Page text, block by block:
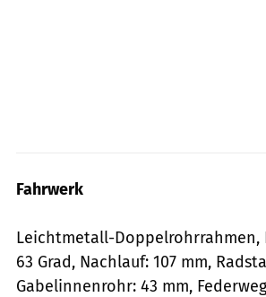
Fahrwerk
Leichtmetall-Doppelrohrrahmen,
63 Grad, Nachlauf: 107 mm,
Gabelinnenrohr: 43 mm,